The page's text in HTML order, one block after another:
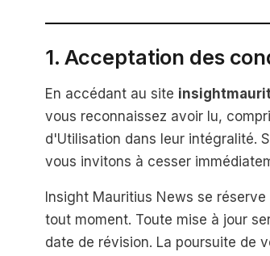
1. Acceptation des
En accédant au site
vous reconnaissez avoir lu,
d'Utilisation dans leur intégralité.
vous invitons à cesser
Insight Mauritius News se
tout moment. Toute mise à jour
date de révision. La poursuite de